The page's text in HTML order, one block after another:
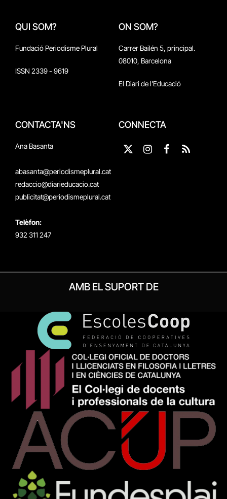
QUI SOM?
Fundació Periodisme Plural
ISSN 2339 - 9619
ON SOM?
Carrer Bailén 5, principal.
08010, Barcelona
El Diari de l'Educació
CONTACTA'NS
Ana Basanta
abasanta@periodismeplural.cat
redaccio@diarieducacio.cat
publicitat@periodismeplural.cat
Telèfon:
932 311 247
CONNECTA
X
Instagram
Facebook
RSS
AMB EL SUPORT DE